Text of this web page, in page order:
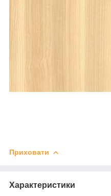
Приховати
Характеристики